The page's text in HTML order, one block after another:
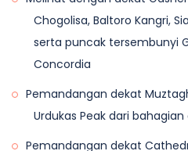
dekat dengan kem
antara Concordia dan
dan teknikal disebabkan
selebihnya adalah trek
Pangkalan Broad Peak. Ia
Chogolisa, Baltoro Kangri,
serta puncak tersembunyi
Concordia
Pemandangan dekat
Urdukas Peak dari
Pemandangan dekat